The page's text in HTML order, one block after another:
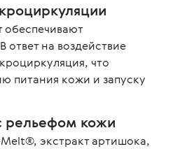
обеспечивают
на воздействие
что
питания кожи и запуску
рельефом кожи
экстракт артишока,